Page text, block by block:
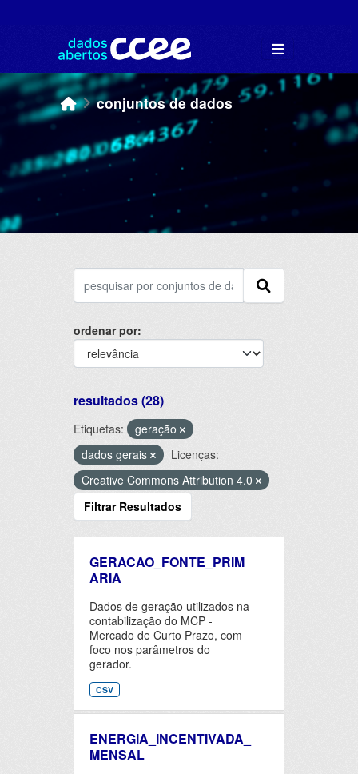
conjuntos de dados
ordenar por
resultados (28)
Etiquetas:
geração
dados gerais
Licenças:
Creative Commons Attribution 4.0
Filtrar Resultados
GERACAO_FONTE_PRIM
ARIA
Dados de geração utilizados na
contabilização do MCP -
Mercado de Curto Prazo, com
foco nos parâmetros do
gerador.
CSV
ENERGIA_INCENTIVADA_
MENSAL